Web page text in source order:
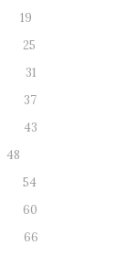
19
25
31
37
43
48
54
60
66